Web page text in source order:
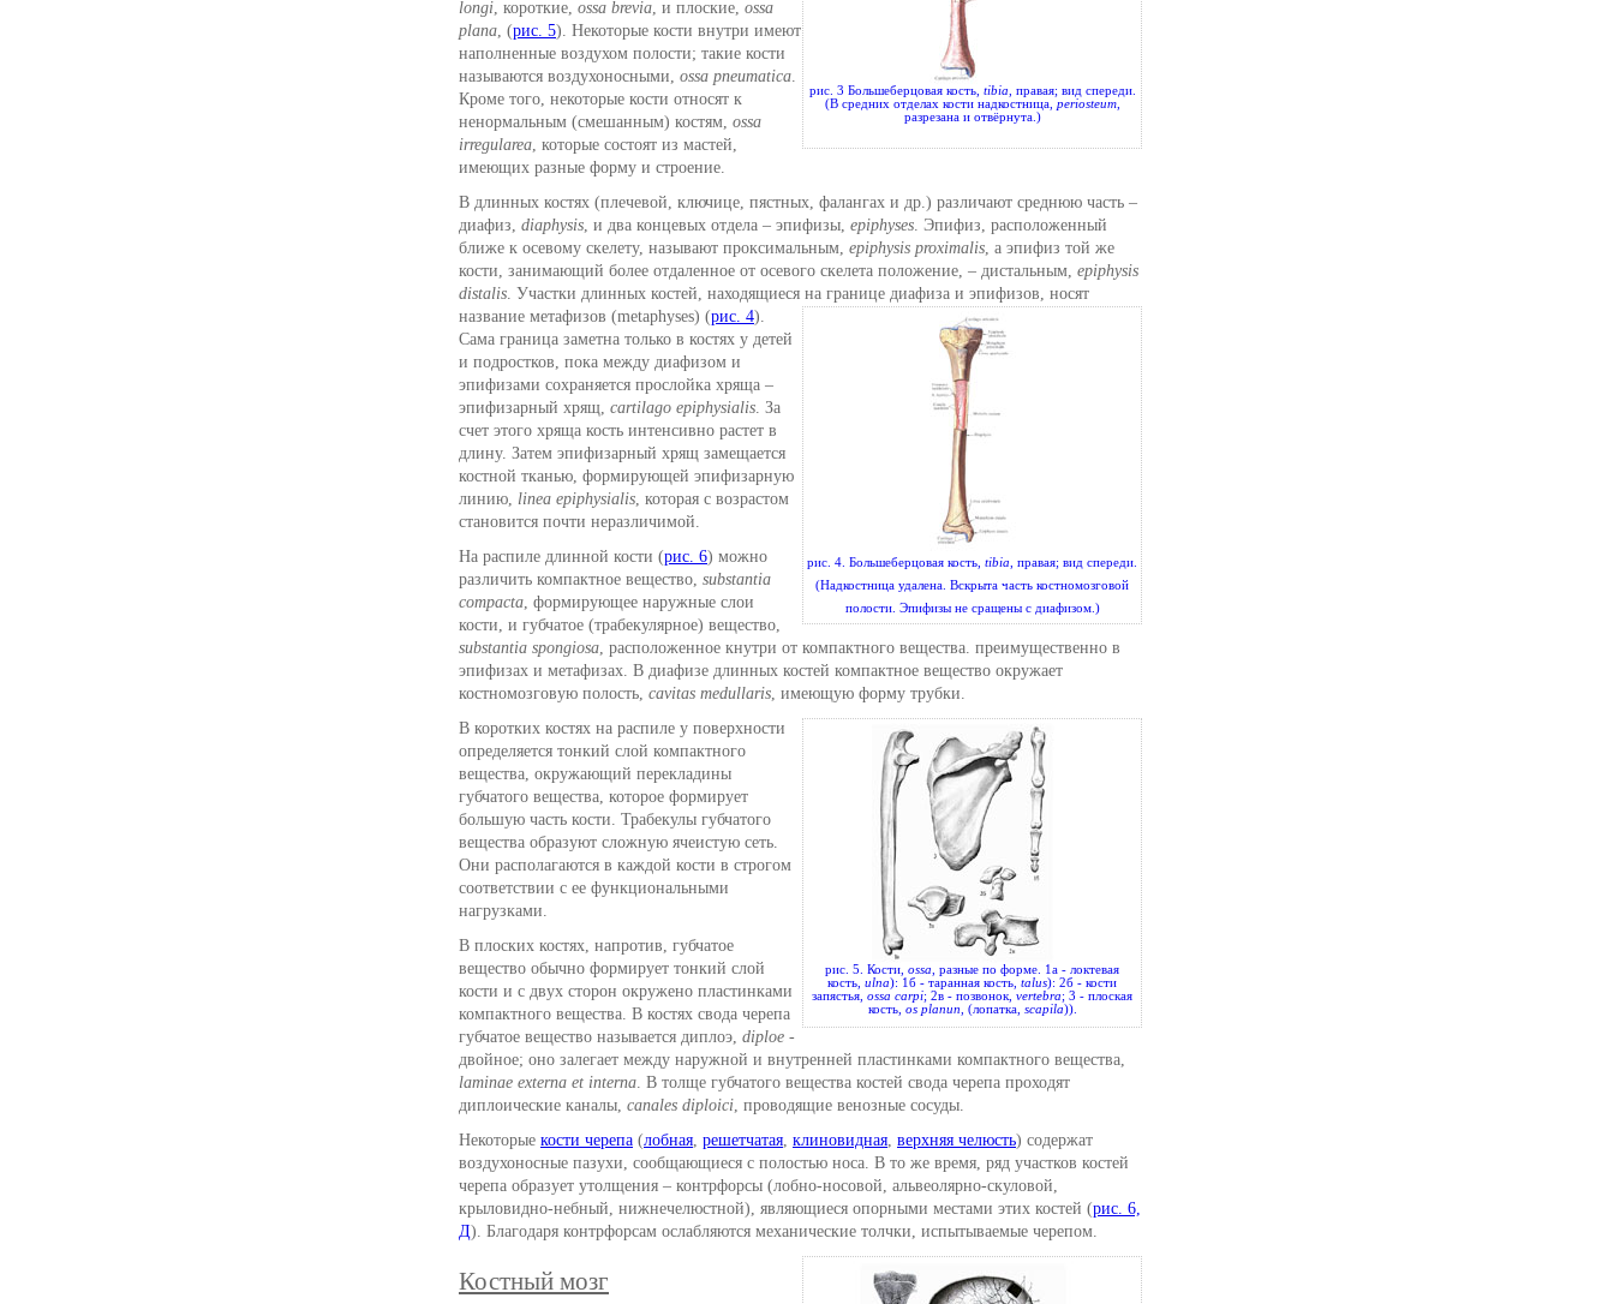
рис. 3 Большеберцовая кость, tibia , правая; вид спереди.
(В средних отделах кости надкостница, periosteum,
разрезана и отвёрнута.)
longi, короткие, ossa brevia, и плоские, ossa
plana, (рис. 5). Некоторые кости внутри имеют
наполненные воздухом полости; такие кости
называются воздухоносными, ossa pneumatica.
Кроме того, некоторые кости относят к
ненормальным (смешанным) костям, ossa
irregularea, которые состоят из мастей,
имеющих разные форму и строение.
В длинных костях (плечевой, ключице, пястных, фалангах и др.) различают среднюю часть –
диафиз, diaphysis, и два концевых отдела – эпифизы, epiphyses. Эпифиз, расположенный
ближе к осевому скелету, называют проксимальным, epiphysis proximalis, а эпифиз той же
кости, занимающий более отдаленное от осевого скелета положение, – дистальным, epiphysis
distalis. Участки длинных костей, находящиеся на границе диафиза и эпифизов, носят
название метафизов (metaphyses) (рис. 4).
рис. 4. Большеберцовая кость, tibia , правая; вид спереди.
(Надкостница удалена. Вскрыта часть костномозговой
полости. Эпифизы не сращены с диафизом.)
Сама граница заметна только в костях у детей
и подростков, пока между диафизом и
эпифизами сохраняется прослойка хряща –
эпифизарный хрящ, cartilago epiphysialis. За
счет этого хряща кость интенсивно растет в
длину. Затем эпифизарный хрящ замещается
костной тканью, формирующей эпифизарную
линию, linea epiphysialis, которая с возрастом
становится почти неразличимой.
На распиле длинной кости (рис. 6) можно
различить компактное вещество, substantia
compacta, формирующее наружные слои
кости, и губчатое (трабекулярное) вещество,
substantia spongiosa, расположенное кнутри от компактного вещества. преимущественно в
эпифизах и метафизах. В диафизе длинных костей компактное веще­ство окружает
костномозговую полость, cavitas medullaris, имеющую форму трубки.
рис. 5. Кости, ossa , разные по форме. 1а - локтевая
кость, ulna): 1б - таранная кость, talus): 2б - кости
запястья, ossa carpi; 2в - позвонок, vertebra; 3 - плоская
кость, os planun , (лопатка, scapila)).
В коротких костях на распиле у поверхности
определяется тонкий слой компактного
вещества, окружающий перекладины
губчатого вещества, которое формирует
большую часть кости. Трабекулы губчатого
вещества образуют сложную ячеистую сеть.
Они располагаются в каждой кости в строгом
соответствии с ее функциональными
нагрузками.
В плоских костях, напротив, губчатое
вещество обычно формирует тонкий слой
кости и с двух сторон окружено пластинками
компактного вещества. В костях свода черепа
губчатое вещество называется диплоэ, diploe -
двойное; оно залегает между наружной и внутренней пластинками компактного вещества,
laminae externa et interna. В толще губчатого вещества костей свода черепа проходят
диплоические каналы, canales diploici, проводящие венозные сосуды.
Некоторые кости черепа (лобная, решетчатая, клиновидная, верхняя челюсть) содержат
воздухоносные пазухи, сообщающиеся с полостью носа. В то же время, ряд участков костей
черепа образует утолщения – контрфорсы (лобно-носовой, альвеолярно-скуловой,
крыловидно-небный, нижнечелюстной), являющиеся опорными местами этих костей (рис. 6,
Д). Благодаря контрфорсам ослабляются механические толчки, испытываемые черепом.
Костный мозг